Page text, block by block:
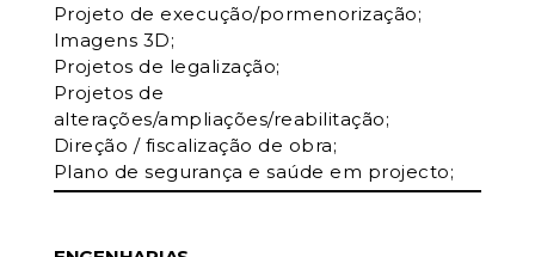
Projeto de execução/pormenorização;
Imagens 3D;
Projetos de legalização;
Projetos de
alterações/ampliações/reabilitação;
Direção / fiscalização de obra;
Plano de segurança e saúde em projecto;